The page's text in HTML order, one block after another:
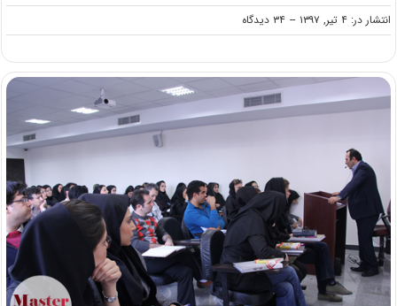
انتشار در: ۴ تیر, ۱۳۹۷ -- ۳۴ دیدگاه
on
آغاز
ها
های
هنر
کنکور
ارشد
۹۷
از
۱۰
تیر